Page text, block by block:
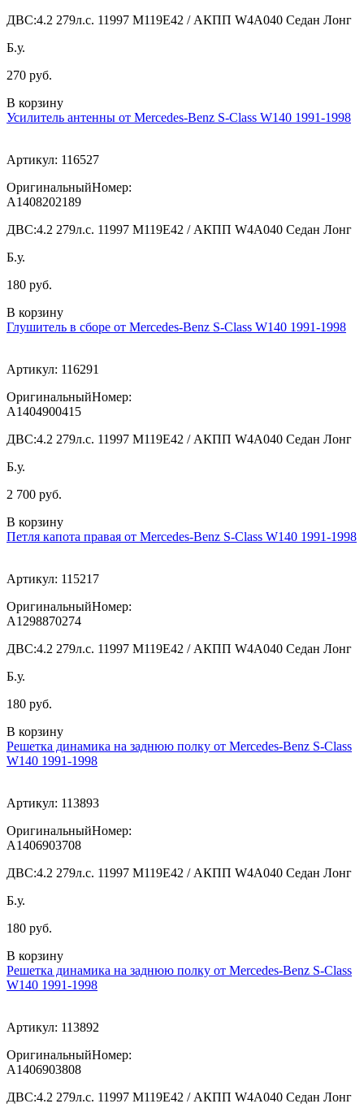
ДВС:4.2 279л.с. 11997 M119E42 / АКПП W4A040 Седан Лонг
Б.у.
270 руб.
В корзину
Усилитель антенны от Mercedes-Benz S-Class W140 1991-1998
Артикул: 116527
ОригинальныйНомер:
A1408202189
ДВС:4.2 279л.с. 11997 M119E42 / АКПП W4A040 Седан Лонг
Б.у.
180 руб.
В корзину
Глушитель в сборе от Mercedes-Benz S-Class W140 1991-1998
Артикул: 116291
ОригинальныйНомер:
A1404900415
ДВС:4.2 279л.с. 11997 M119E42 / АКПП W4A040 Седан Лонг
Б.у.
2 700 руб.
В корзину
Петля капота правая от Mercedes-Benz S-Class W140 1991-1998
Артикул: 115217
ОригинальныйНомер:
A1298870274
ДВС:4.2 279л.с. 11997 M119E42 / АКПП W4A040 Седан Лонг
Б.у.
180 руб.
В корзину
Решетка динамика на заднюю полку от Mercedes-Benz S-Class
W140 1991-1998
Артикул: 113893
ОригинальныйНомер:
A1406903708
ДВС:4.2 279л.с. 11997 M119E42 / АКПП W4A040 Седан Лонг
Б.у.
180 руб.
В корзину
Решетка динамика на заднюю полку от Mercedes-Benz S-Class
W140 1991-1998
Артикул: 113892
ОригинальныйНомер:
A1406903808
ДВС:4.2 279л.с. 11997 M119E42 / АКПП W4A040 Седан Лонг